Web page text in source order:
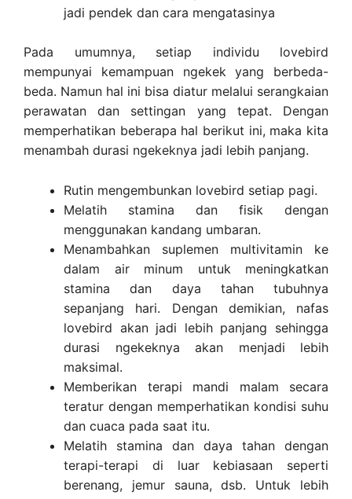
jadi pendek dan cara mengatasinya
Pada umumnya, setiap individu lovebird
mempunyai kemampuan ngekek yang berbeda-
beda. Namun hal ini bisa diatur melalui serangkaian
perawatan dan settingan yang tepat. Dengan
memperhatikan beberapa hal berikut ini, maka kita
menambah durasi ngekeknya jadi lebih panjang.
Rutin mengembunkan lovebird setiap pagi.
Melatih stamina dan fisik dengan
menggunakan kandang umbaran.
Menambahkan suplemen multivitamin ke
dalam air minum untuk meningkatkan
stamina dan daya tahan tubuhnya
sepanjang hari. Dengan demikian, nafas
lovebird akan jadi lebih panjang sehingga
durasi ngekeknya akan menjadi lebih
maksimal.
Memberikan terapi mandi malam secara
teratur dengan memperhatikan kondisi suhu
dan cuaca pada saat itu.
Melatih stamina dan daya tahan dengan
terapi-terapi di luar kebiasaan seperti
berenang, jemur sauna, dsb. Untuk lebih